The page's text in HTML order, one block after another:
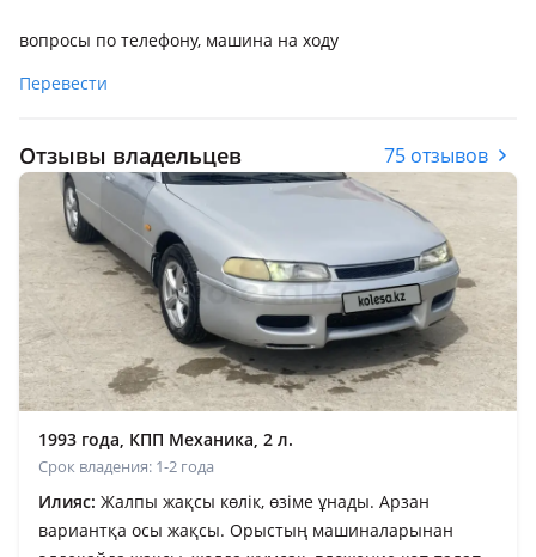
вопросы по телефону, машина на ходу
Перевести
Отзывы владельцев 75 отзывов
1993 года, КПП Механика, 2 л.
Срок владения: 1-2 года
Илияс: Жалпы жақсы көлік, өзіме ұнады. Арзан
вариантқа осы жақсы. Орыстың машиналарынан